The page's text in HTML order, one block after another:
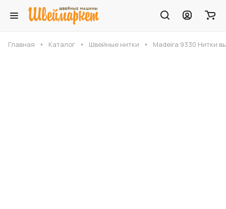
Главная Каталог Швейные нитки Madeira 9330 Нитки